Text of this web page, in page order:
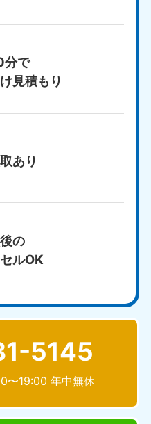
分で
見積もり
あり
の
ルOK
5145
〜19:00 年中無休